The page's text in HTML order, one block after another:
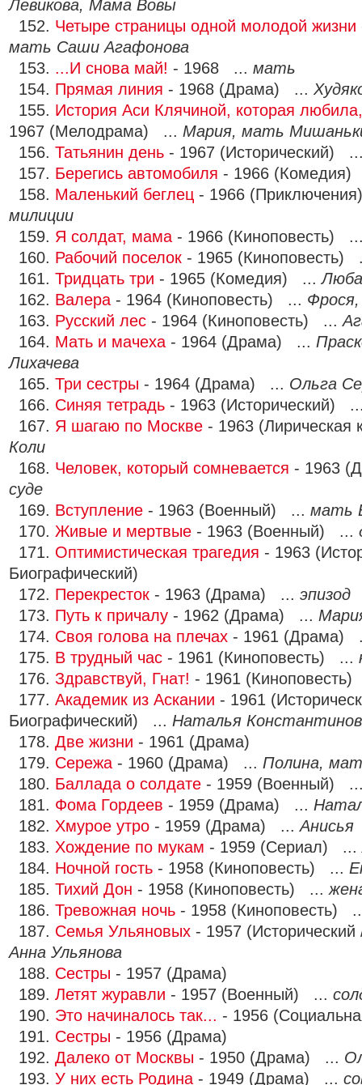
Левикова, Мама Вовы
152. Четыре страницы одной молодой жизни
мать Саши Агафонова
153. ...И снова май! - 1968 ... мать
154. Прямая линия - 1968 (Драма) ...
155. История Аси Клячиной, которая
1967 (Мелодрама) ... Мария, мать
156. Татьянин день - 1967 (Исторический)
157. Берегись автомобиля - 1966
158. Маленький беглец - 1966
милиции
159. Я солдат, мама - 1966 (Киноповесть)
160. Рабочий поселок - 1965
161. Тридцать три - 1965 (Комедия) ...
162. Валера - 1964 (Киноповесть) ...
163. Русский лес - 1964 (Киноповесть) ...
164. Мать и мачеха - 1964 (Драма) ...
Лихачева
165. Три сестры - 1964 (Драма) ... Ольга
166. Синяя тетрадь - 1963 (Исторический)
167. Я шагаю по Москве - 1963
Коли
168. Человек, который сомневается - 1963
суде
169. Вступление - 1963 (Военный) ... мать
170. Живые и мертвые - 1963 (Военный) ...
171. Оптимистическая трагедия - 1963
Биографический)
172. Перекресток - 1963 (Драма) ... эпизод
173. Путь к причалу - 1962 (Драма) ...
174. Своя голова на плечах - 1961 (Драма)
175. В трудный час - 1961 (Киноповесть) ...
176. Здравствуй, Гнат! - 1961 (Киноповесть)
177. Академик из Аскании - 1961
Биографический) ... Наталья
178. Две жизни - 1961 (Драма)
179. Сережа - 1960 (Драма) ... Полина,
180. Баллада о солдате - 1959 (Военный)
181. Фома Гордеев - 1959 (Драма) ...
182. Хмурое утро - 1959 (Драма) ...Анисья
183. Хождение по мукам - 1959 (Сериал) ...
184. Ночной гость - 1958 (Киноповесть) ...
185. Тихий Дон - 1958 (Киноповесть) ...
186. Тревожная ночь - 1958 (Киноповесть)
187. Семья Ульяновых - 1957
Анна Ульянова
188. Сестры - 1957 (Драма)
189. Летят журавли - 1957 (Военный) ...
190. Это начиналось так... - 1956
191. Сестры - 1956 (Драма)
192. Далеко от Москвы - 1950 (Драма) ...
193. У них есть Родина - 1949 (Драма) ...